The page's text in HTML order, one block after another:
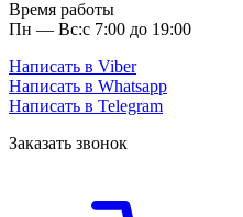
Время работы
Пн — Вс:с 7:00 до 19:00
Написать в Viber
Написать в Whatsapp
Написать в Telegram
Заказать звонок